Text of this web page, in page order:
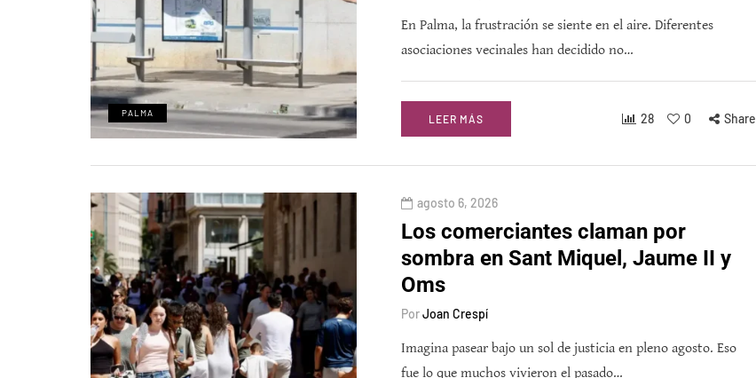
PALMA
En Palma, la frustración se siente en el aire. Diferentes
asociaciones vecinales han decidido no…
LEER MÁS 28 0 Share
agosto 6, 2026
Los comerciantes claman por
sombra en Sant Miquel, Jaume II y
Oms
PorJoan Crespí
Imagina pasear bajo un sol de justicia en pleno agosto. Eso
fue lo que muchos vivieron el pasado…